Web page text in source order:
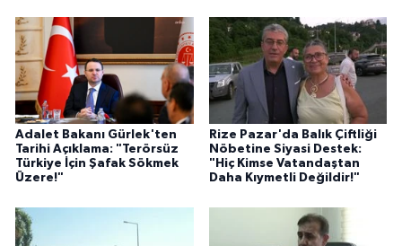
Adalet Bakanı Gürlek'ten
Tarihi Açıklama: "Terörsüz
Türkiye İçin Şafak Sökmek
Üzere!"
Rize Pazar'da Balık Çiftliği
Nöbetine Siyasi Destek:
"Hiç Kimse Vatandaştan
Daha Kıymetli Değildir!"